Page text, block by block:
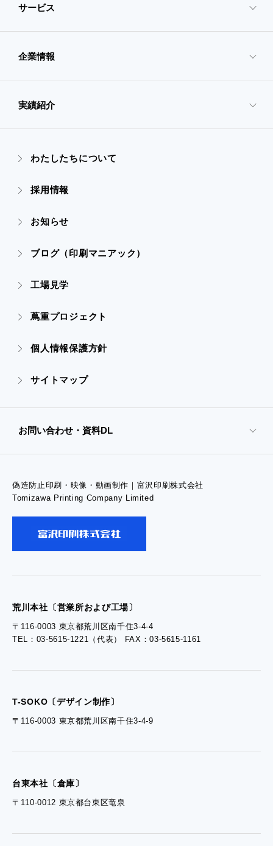
サービス
- サービスTOP
- 映像・動画制作
- デザイン
- 販促グッズ
企業情報
- 企業情報TOP
- ごあいさつ
- 会社概要
- CSR活動
実績紹介
- 実績紹介TOP
- ぎぞらーず
- デザイン
わたしたちについて
採用情報
お知らせ
ブログ（印刷マニアック）
工場見学
蔦重プロジェクト
個人情報保護方針
サイトマップ
お問い合わせ・資料DL
- お問い合わせTOP
- お問い合わせ
- 採用お問い合わせ
偽造防止印刷・映像・動画制作｜富沢印刷株式会社
Tomizawa Printing Company Limited
荒川本社〔営業所および工場〕
〒116-0003 東京都荒川区南千住3-4-4
TEL：03-5615-1221（代表） FAX：03-5615-1161
T-SOKO〔デザイン制作〕
〒116-0003 東京都荒川区南千住3-4-9
台東本社〔倉庫〕
〒110-0012 東京都台東区竜泉